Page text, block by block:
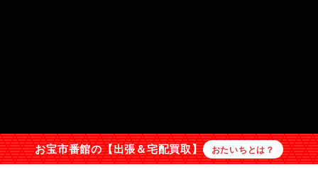
お宝市番館の【出張＆宅配買取】 おたいちとは？